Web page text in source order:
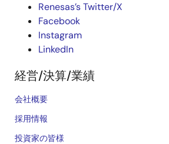
Renesas’s Twitter/X
Facebook
Instagram
LinkedIn
経営/決算/業績
会社概要
採用情報
投資家の皆様